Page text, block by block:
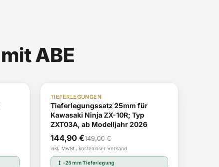
ABE
ABE i.V.
TIEFERLEGUNGEN
Tieferlegungssatz 25mm für
Kawasaki Ninja ZX-10R; Typ
ZXT03A, ab Modelljahr 2026
149,00€
Ursprünglicher
Preis
war:
144,90 €
Aktueller
Preis
ist:
inkl. MwSt., kostenloser Versand
height -25 mm Tieferlegung